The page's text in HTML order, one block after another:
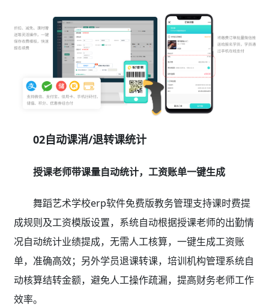
02自动课消/退转课统计
授课老师带课量自动统计，工资账单一键生成
舞蹈艺术学校erp软件免费版教务管理支持课时费提
成规则及工资模版设置，系统自动根据授课老师的出勤情
况自动统计业绩提成，无需人工核算，一键生成工资账
单，准确高效；另外学员退课转课，培训机构管理系统自
动核算结转金额，避免人工操作疏漏，提高财务老师工作
效率。